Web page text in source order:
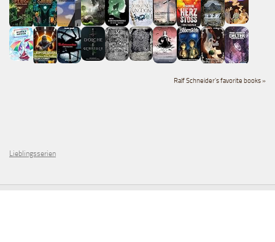
Ralf Schneider's favorite books »
Lieblingsserien